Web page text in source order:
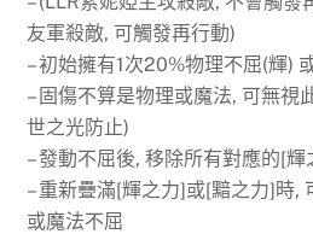
友軍殺敵, 可觸發再行動)
– 初始擁有1次20%物理不屈(輝)
– 固傷不算是物理或魔法, 可無視
世之光防止)
– 發動不屈後, 移除所有對應的[
– 重新疊滿[輝之力]或[黯之力]時,
或魔法不屈